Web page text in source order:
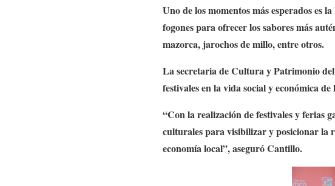
Uno de los momentos más esperados es
fogones para ofrecer los sabores más
mazorca, jarochos de millo, entre otros.
La secretaria de Cultura y Patrimonio
festivales en la vida social y económica
“Con la realización de festivales y ferias
culturales para visibilizar y posicionar la
economía local”, aseguró Cantillo.